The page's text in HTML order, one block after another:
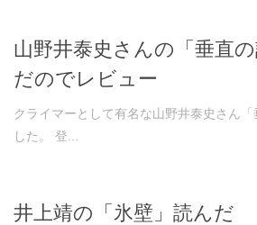
山野井泰史さんの「垂直
だのでレビュー
クライマーとして有名な山野井泰史さん「
した。 登...
井上靖の「氷壁」読んだ